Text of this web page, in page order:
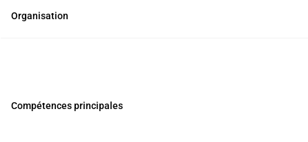
Organisation
Compétences principales